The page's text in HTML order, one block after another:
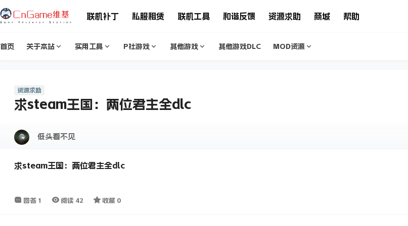
联机补丁 私服租赁 联机工具 和谐反馈 资源求助 商城 帮助
首页 关于本站 实用工具 P社游戏 其他游戏 其他游戏DLC MOD资源
资源求助
求steam王国：两位君主全dlc
低头看不见
求steam王国：两位君主全dlc
回答 1 阅读 42 收藏 0